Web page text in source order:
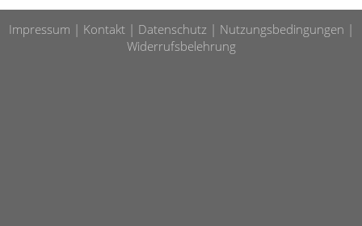
Impressum Kontakt Datenschutz
Nutzungsbedingungen
Widerrufsbelehrung